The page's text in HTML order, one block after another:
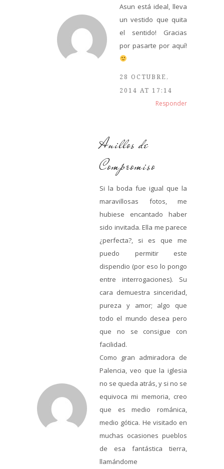
Asun está ideal, lleva
un vestido que quita
el sentido! Gracias
por pasarte por aquí!
28 OCTUBRE,
2014 AT 17:14
Responder
Anillos de
Compromiso
Si la boda fue igual que la
maravillosas fotos, me
hubiese encantado haber
sido invitada. Ella me parece
¿perfecta?, si es que me
puedo permitir este
dispendio (por eso lo pongo
entre interrogaciones). Su
cara demuestra sinceridad,
pureza y amor; algo que
todo el mundo desea pero
que no se consigue con
facilidad.
Como gran admiradora de
Palencia, veo que la iglesia
no se queda atrás, y si no se
equivoca mi memoria, creo
que es medio románica,
medio gótica. He visitado en
muchas ocasiones pueblos
de esa fantástica tierra,
llamándome